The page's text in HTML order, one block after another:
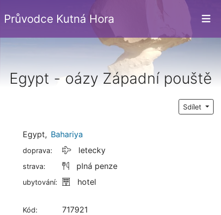
Průvodce Kutná Hora
Egypt - oázy Západní pouště
Sdílet
Egypt, Bahariya
doprava: letecky
strava: plná penze
ubytování: hotel
Kód: 717921